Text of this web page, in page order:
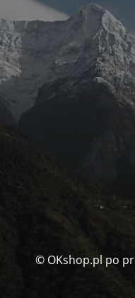
© OKshop.pl po